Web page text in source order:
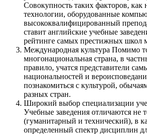
Совокупность таких факторов, как
технологии, оборудованные
высококвалифицированный
ставит английские учебные
рейтинге самых престижных школ
Международная культура Помимо
многонациональная страна, в
правило, учатся представители
национальностей и
познакомиться с культурой,
разных стран.
Широкий выбор специализации
Учебные заведения отличаются не
(гуманитарный и технический), в
определенный спектр дисциплин